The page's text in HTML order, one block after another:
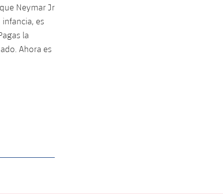
Neymar Jr
es
la
Ahora es